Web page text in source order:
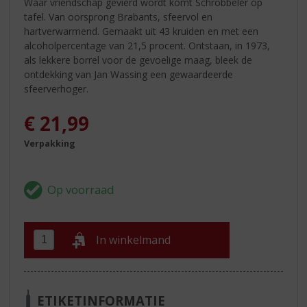
tafel. Van oorsprong Brabants, sfeervol en
hartverwarmend. Gemaakt uit 43 kruiden en met een
alcoholpercentage van 21,5 procent. Ontstaan, in 1973,
als lekkere borrel voor de gevoelige maag, bleek de
ontdekking van Jan Wassing een gewaardeerde
sfeerverhoger.
€ 21,99
Verpakking
In winkelmand
ETIKETINFORMATIE